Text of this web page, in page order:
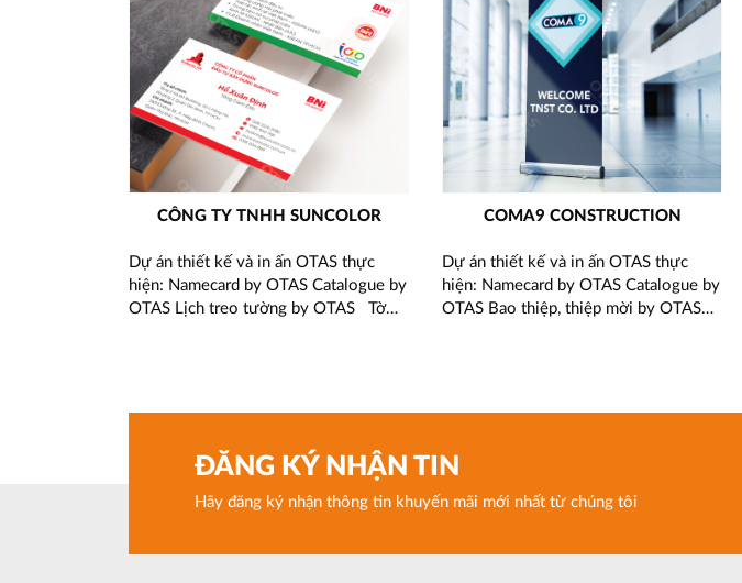
CÔNG TY TNHH SUNCOLOR
Dự án thiết kế và in ấn OTAS thực
hiện: Namecard by OTAS Catalogue by
OTAS Lịch treo tường by OTAS Tờ
COMA9 CONSTRUCTION
Dự án thiết kế và in ấn OTAS thực
hiện: Namecard by OTAS Catalogue by
OTAS Bao thiệp, thiệp mời by OTAS
ĐĂNG KÝ NHẬN TIN
Hãy đăng ký nhận thông tin khuyến mãi mới nhất từ chúng tôi